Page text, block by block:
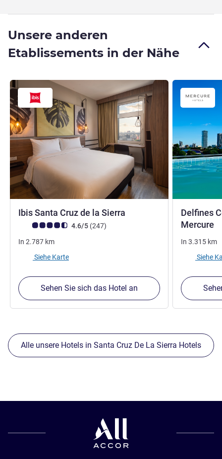
Unsere anderen
Etablissements in der Nähe
Ibis Santa Cruz de la Sierra
Note Kundenmeinungen (Bewertung ALL)
4.6/5 (247Bewertungen
)
In 2.787 km
Siehe Karte
Sehen Sie sich das Hotel an
Delfines
Mercure
In 3.315 km
Siehe
Alle unsere Hotels in Santa Cruz De La Sierra Hotels